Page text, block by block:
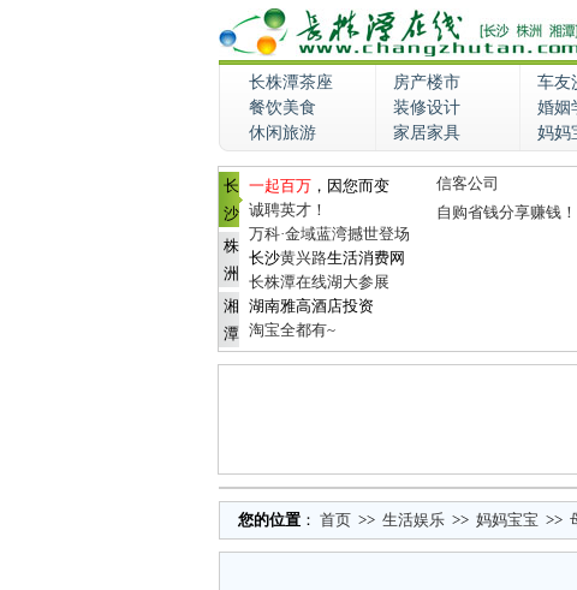
长株潭茶座 房产楼市 车友
餐饮美食
装修设计 婚姻
休闲旅游
家居家具 妈妈
长
沙
株
洲
湘
潭
一起百万 ，因您而变
诚聘英才！
万科·金域蓝湾撼世登场
长沙黄兴路生活消费网
长株潭在线湖大参展
湖南雅高酒店投资
淘宝全都有~
信客公司
自购省钱分享赚钱！
您的位置 ： 首页 >> 生活娱乐 >> 妈妈宝宝 >>